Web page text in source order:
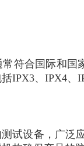
符合国际和国
IPX3、IPX4、
试设备，广泛